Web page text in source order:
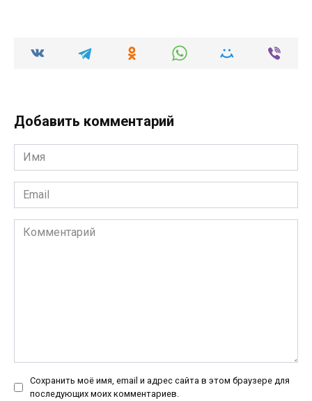
Добавить комментарий
Имя
*
Email
*
Комментарий
Сохранить моё имя, email и адрес сайта в этом браузере для
последующих моих комментариев.